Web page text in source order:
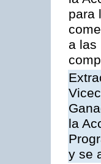
para
a las
la
y se